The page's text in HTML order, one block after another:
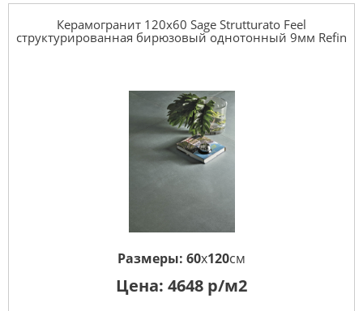
Керамогранит 120x60 Sage Strutturato Feel
структурированная бирюзовый однотонный 9мм Refin
Размеры: 60x120см
Цена: 4648 р/м2